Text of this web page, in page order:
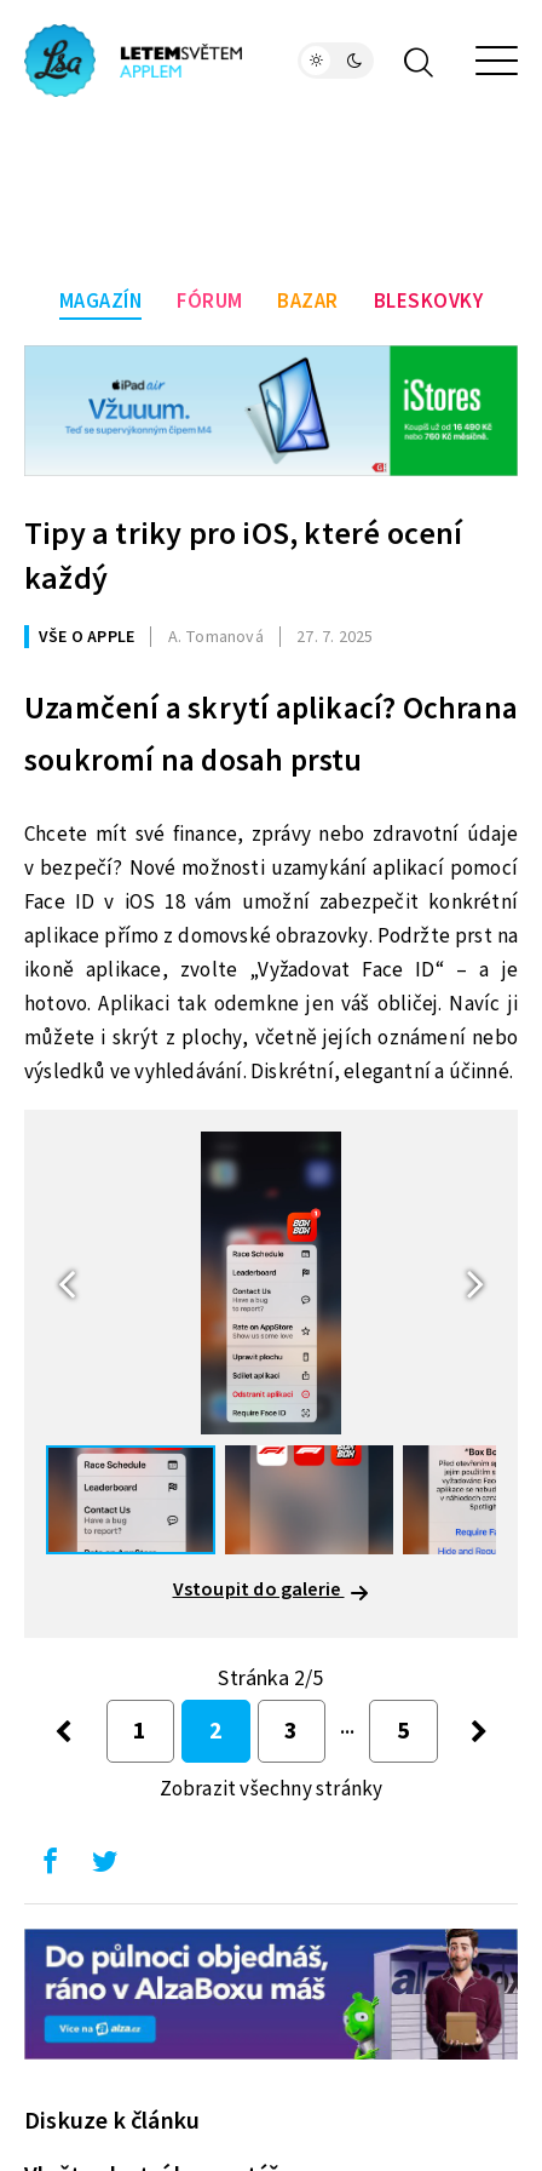
MAGAZÍN FÓRUM BAZAR BLESKOVKY
Tipy a triky pro iOS, které ocení
každý
VŠE O APPLE A. Tomanová 27. 7. 2025
Uzamčení a skrytí aplikací? Ochrana
soukromí na dosah prstu
Chcete mít své finance, zprávy nebo zdravotní údaje
v bezpečí? Nové možnosti uzamykání aplikací pomocí
Face ID v iOS 18 vám umožní zabezpečit konkrétní
aplikace přímo z domovské obrazovky. Podržte prst na
ikoně aplikace, zvolte „Vyžadovat Face ID“ – a je
hotovo. Aplikaci tak odemkne jen váš obličej. Navíc ji
můžete i skrýt z plochy, včetně jejích oznámení nebo
výsledků ve vyhledávání. Diskrétní, elegantní a účinné.
Vstoupit do galerie
1 2 3 5
Stránka 2/5
Zobrazit všechny stránky
Diskuze k článku